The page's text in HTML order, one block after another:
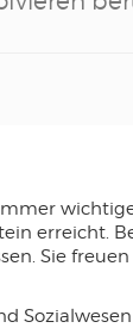
erreicht.
Sie